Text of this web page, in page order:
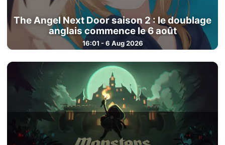
The Angel Next Door saison 2 : le doublage
anglais commence le 6 août
16:01 - 6 Aug 2026